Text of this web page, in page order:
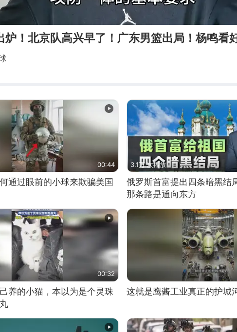
炉！北京队高兴早了！广东男篮出局！杨鸣看
00:44
通过眼前的小球来欺骗美国
3.1万 次播放
俄罗斯首富提出四条暗黑结
那条路是通向东方
00:32
养的小猫，本以为是个灵珠
这就是鹰酱工业真正的护城